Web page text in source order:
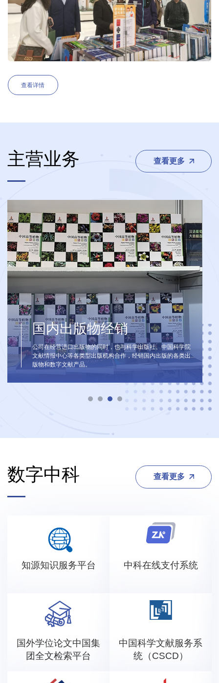
查看详情
主营业务 查看更多
国内出版物经销
公司在经营进口出版物的同时，也与科学出版社、中国科学院
文献情报中心等各类型出版机构合作，经销国内出版的各类出
版物和数字文献产品。
数字中科 查看更多
知源知识服务平台 中科在线支付系统
国外学位论文中国集
团全文检索平台
中国科学文献服务系
统（CSCD）